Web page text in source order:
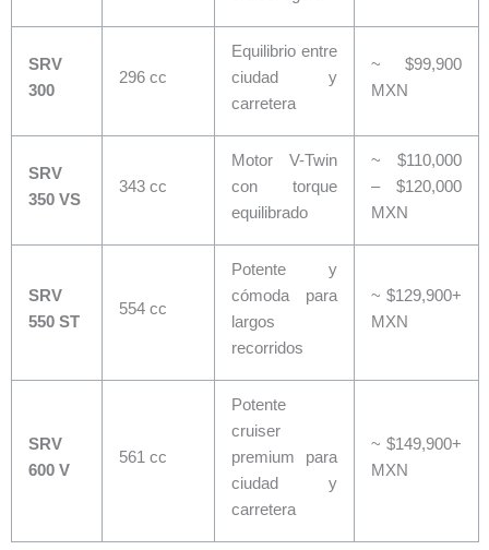
SRV
300
296 cc
Equilibrio entre
ciudad y
carretera
~ $99,900
MXN
SRV
350 VS
343 cc
Motor V-Twin
con torque
equilibrado
~ $110,000
– $120,000
MXN
SRV
550 ST
554 cc
Potente y
cómoda para
largos
recorridos
~ $129,900+
MXN
SRV
600 V
561 cc
Potente
cruiser
premium para
ciudad y
carretera
~ $149,900+
MXN